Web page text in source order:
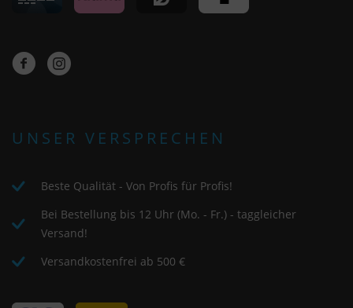
UNSER VERSPRECHEN
Beste Qualität - Von Profis für Profis!
Bei Bestellung bis 12 Uhr (Mo. - Fr.) - taggleicher
Versand!
Versandkostenfrei ab 500 €